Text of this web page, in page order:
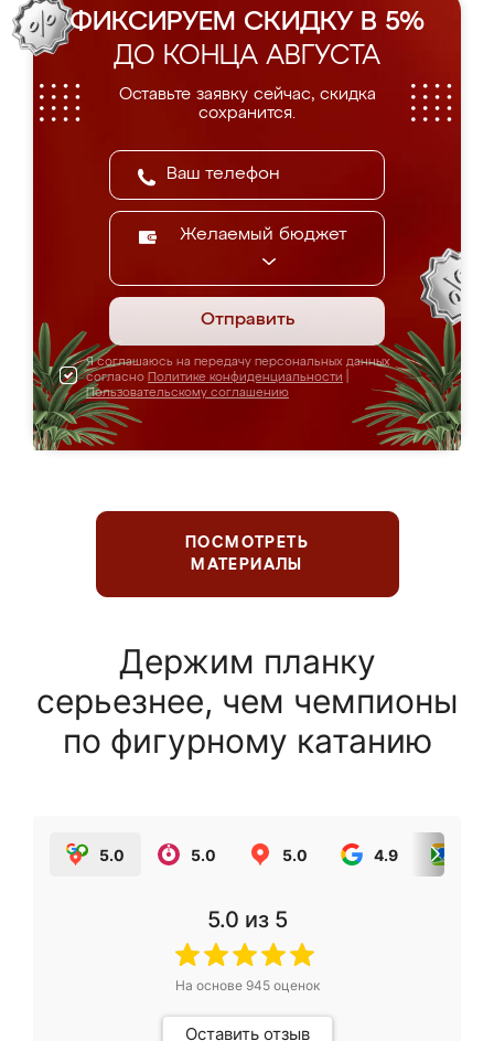
ФИКСИРУЕМ СКИДКУ В 5%
ДО КОНЦА АВГУСТА
Оставьте заявку сейчас, скидка
сохранится.
Желаемый бюджет
Отправить
Я соглашаюсь на передачу персональных данных
согласно Политике конфиденциальности
Пользовательскому соглашению
ПОСМОТРЕТЬ
МАТЕРИАЛЫ
Держим планку
серьезнее, чем чемпионы
по фигурному катанию
5.0 5.0 5.0 4.9
5.0 из 5
На основе 945оценок
Оставить отзыв